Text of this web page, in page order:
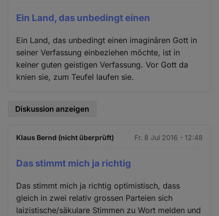
Ein Land, das unbedingt einen
Ein Land, das unbedingt einen imaginären Gott in
seiner Verfassung einbeziehen möchte, ist in
keiner guten geistigen Verfassung. Vor Gott da
knien sie, zum Teufel laufen sie.
Diskussion anzeigen
Klaus Bernd (nicht überprüft) Fr. 8 Jul 2016 - 12:48
Das stimmt mich ja richtig
Das stimmt mich ja richtig optimistisch, dass
gleich in zwei relativ grossen Parteien sich
laizistische/säkulare Stimmen zu Wort melden und